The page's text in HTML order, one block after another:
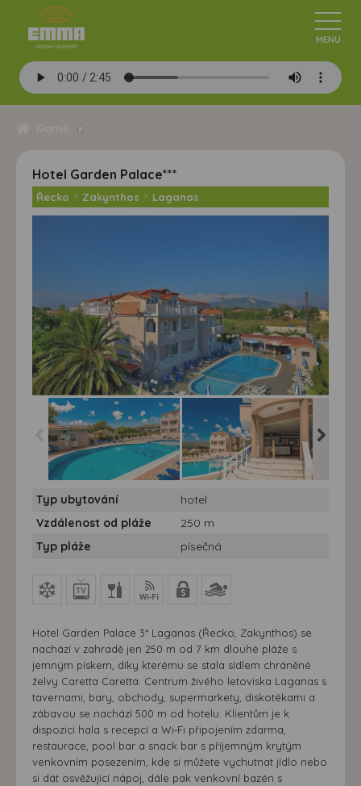
Hotel Garden Palace***
Řecko > Zakynthos > Laganas
Hotel Garden Palace -
Řecko - Zakynthos -
Laganas
Hotel Garden Palace -
Řecko - Zakynthos -
Laganas
Typ ubytování
hotel
Vzdálenost od pláže
250 m
Typ pláže
písečná
Hotel Garden Palace 3* Laganas (Řecko, Zakynthos) se
nachází v zahradě jen 250 m od 7 km dlouhé pláže s
jemným pískem, díky kterému se stala sídlem chráněné
želvy Caretta Caretta. Centrum živého letoviska Laganas s
tavernami, bary, obchody, supermarkety, diskotékami a
zábavou se nachází 500 m od hotelu. Klientům je k
dispozici hala s recepcí a Wi‑Fi připojením zdarma,
restaurace, pool bar a snack bar s příjemným krytým
venkovním posezením, kde si můžete vychutnat jídlo nebo
si dát osvěžující nápoj, dále pak venkovní bazén s